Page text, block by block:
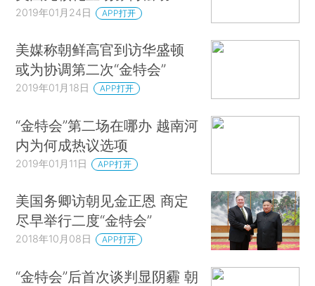
2019年01月24日 APP打开
美媒称朝鲜高官到访华盛顿
或为协调第二次“金特会”
2019年01月18日 APP打开
“金特会”第二场在哪办 越南河
内为何成热议选项
2019年01月11日 APP打开
美国务卿访朝见金正恩 商定
尽早举行二度“金特会”
2018年10月08日 APP打开
“金特会”后首次谈判显阴霾 朝